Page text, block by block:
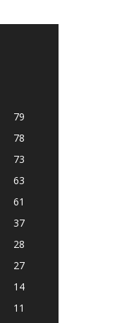
79
78
73
63
61
37
28
27
14
11